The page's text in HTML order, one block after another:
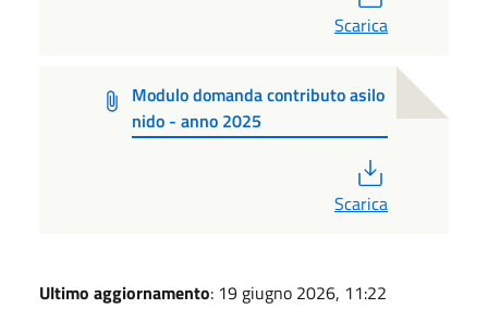
Scarica
Modulo domanda contributo asilo
nido - anno 2025
Scarica
Ultimo aggiornamento: 19 giugno 2026, 11:22